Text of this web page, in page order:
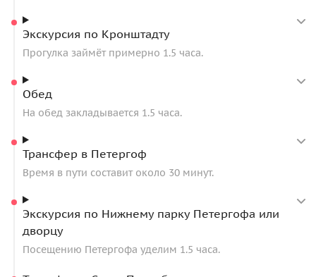
Экскурсия по Кронштадту
Прогулка займёт примерно 1.5 часа.
Обед
На обед закладывается 1.5 часа.
Трансфер в Петергоф
Время в пути составит около 30 минут.
Экскурсия по Нижнему парку Петергофа или
дворцу
Посещению Петергофа уделим 1.5 часа.